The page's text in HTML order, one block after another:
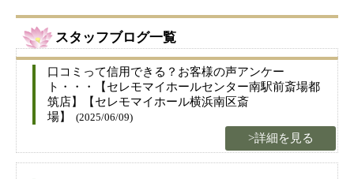
スタッフブログ一覧
口コミって信用できる？お客様の声アンケー
ト・・・【セレモマイホールセンター南駅前斎場都
筑店】【セレモマイホール横浜南区斎
場】
(2025/06/09)
>詳細を見る